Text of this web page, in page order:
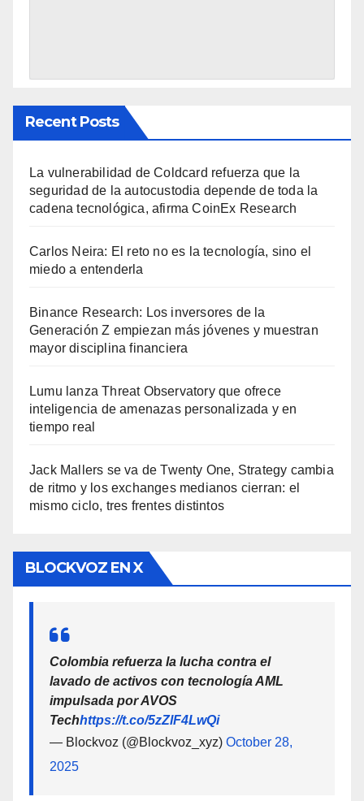
Recent Posts
La vulnerabilidad de Coldcard refuerza que la
seguridad de la autocustodia depende de toda la
cadena tecnológica, afirma CoinEx Research
Carlos Neira: El reto no es la tecnología, sino el
miedo a entenderla
Binance Research: Los inversores de la
Generación Z empiezan más jóvenes y muestran
mayor disciplina financiera
Lumu lanza Threat Observatory que ofrece
inteligencia de amenazas personalizada y en
tiempo real
Jack Mallers se va de Twenty One, Strategy cambia
de ritmo y los exchanges medianos cierran: el
mismo ciclo, tres frentes distintos
BLOCKVOZ EN X
Colombia refuerza la lucha contra el
lavado de activos con tecnología AML
impulsada por AVOS
Techhttps://t.co/5zZlF4LwQi
— Blockvoz (@Blockvoz_xyz) October 28,
2025